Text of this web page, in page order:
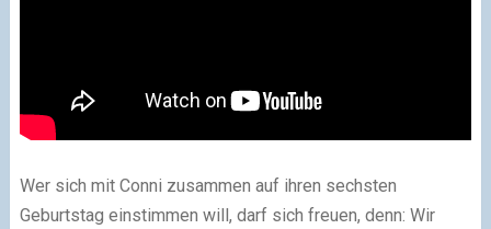
Wer sich mit Conni zusammen auf ihren sechsten
Geburtstag einstimmen will, darf sich freuen, denn: Wir